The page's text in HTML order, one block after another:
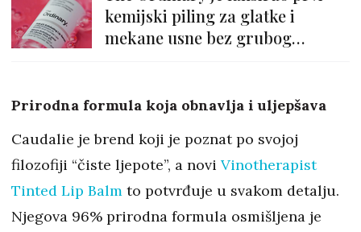
kemijski piling za glatke i
mekane usne bez grubog
Prirodna formula koja obnavlja i uljepšava
Caudalie je brend koji je poznat po svojoj
filozofiji “čiste ljepote”, a novi Vinotherapist
Tinted Lip Balm to potvrđuje u svakom detalju.
Njegova 96% prirodna formula osmišljena je